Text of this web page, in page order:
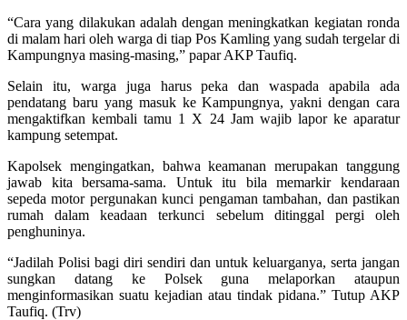
“Cara yang dilakukan adalah dengan meningkatkan kegiatan ronda
di malam hari oleh warga di tiap Pos Kamling yang sudah tergelar di
Kampungnya masing-masing,” papar AKP Taufiq.
Selain itu, warga juga harus peka dan waspada apabila ada
pendatang baru yang masuk ke Kampungnya, yakni dengan cara
mengaktifkan kembali tamu 1 X 24 Jam wajib lapor ke aparatur
kampung setempat.
Kapolsek mengingatkan, bahwa keamanan merupakan tanggung
jawab kita bersama-sama. Untuk itu bila memarkir kendaraan
sepeda motor pergunakan kunci pengaman tambahan, dan pastikan
rumah dalam keadaan terkunci sebelum ditinggal pergi oleh
penghuninya.
“Jadilah Polisi bagi diri sendiri dan untuk keluarganya, serta jangan
sungkan datang ke Polsek guna melaporkan ataupun
menginformasikan suatu kejadian atau tindak pidana.” Tutup AKP
Taufiq. (Trv)